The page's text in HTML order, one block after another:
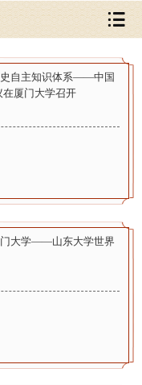
史自主知识体系——中国
在厦门大学召开
门大学——山东大学世界